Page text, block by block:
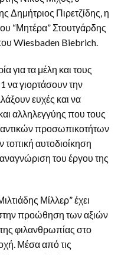
Δημήτριος Πιρετζίδης, η
“Μητέρα” Στουτγάρδης
Wiesbaden Biebrich.
για τα μέλη και τους
να γιορτάσουν την
ευχές και να
αλληλεγγύης που τους
προσωπικοτήτων
τοπική αυτοδιοίκηση
αναγνώριση του έργου της
Μίλλερ” έχει
στην προώθηση των αξιών
φιλανθρωπίας στο
Μέσα από τις